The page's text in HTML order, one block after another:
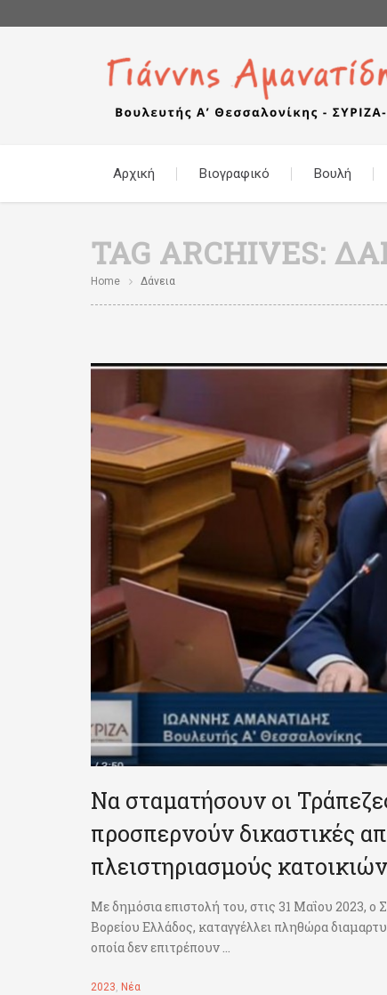
Αρχική Βιογραφικό Βουλή
TAG ARCHIVES:
Home Δάνεια
Να σταματήσουν οι
προσπερνούν δικαστικές
πλειστηριασμούς κατοικιών
Με δημόσια επιστολή του, στις 31 Μαΐου 2023,
Βορείου Ελλάδος, καταγγέλλει πληθώρα
οποία δεν επιτρέπουν ...
2023, Νέα